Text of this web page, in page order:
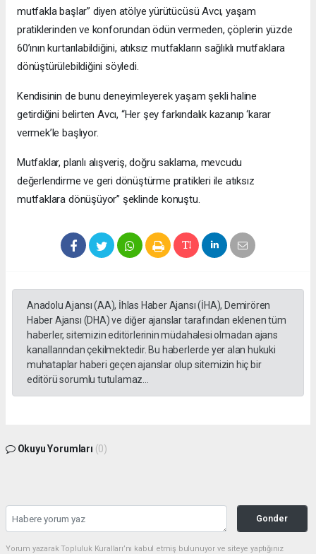
mutfakla başlar” diyen atölye yürütücüsü Avcı, yaşam
pratiklerinden ve konforundan ödün vermeden, çöplerin yüzde
60’ının kurtarılabildiğini, atıksız mutfakların sağlıklı mutfaklara
dönüştürülebildiğini söyledi.
Kendisinin de bunu deneyimleyerek yaşam şekli haline
getirdiğini belirten Avcı, “Her şey farkındalık kazanıp ‘karar
vermek’le başlıyor.
Mutfaklar, planlı alışveriş, doğru saklama, mevcudu
değerlendirme ve geri dönüştürme pratikleri ile atıksız
mutfaklara dönüşüyor” şeklinde konuştu.
Anadolu Ajansı (AA), İhlas Haber Ajansı (İHA), Demirören
Haber Ajansı (DHA) ve diğer ajanslar tarafından eklenen tüm
haberler, sitemizin editörlerinin müdahalesi olmadan ajans
kanallarından çekilmektedir. Bu haberlerde yer alan hukuki
muhataplar haberi geçen ajanslar olup sitemizin hiç bir
editörü sorumlu tutulamaz...
Okuyu Yorumları (0)
Gonder
Yorum yazarak Topluluk Kuralları’nı kabul etmiş bulunuyor ve siteye yaptığınız